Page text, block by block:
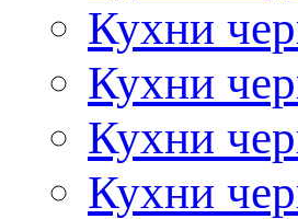
Кухни
Кухни
Кухни
Кухни